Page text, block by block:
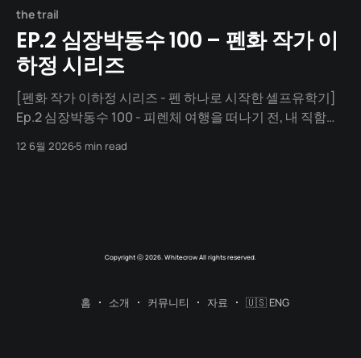
the trail
EP.2 심장박동수 100 – 펜화 작가 이
하정 시리즈
[펜화 작가 이하정 시리즈 - 펜 하나로 시작한 셀프유학기]
Ep.2 심장박동수 100 - 피렌체 여행을 떠나기 전, 내 직함은
용자의 시선을 유도했다. '파란색 버튼이 클릭률이 높다'는
12 6월 20265 min read
Copyright ⓒ 2026. Whitecrow All rights reserved.
홈 소개 커뮤니티 자료 🇺🇸 ENG